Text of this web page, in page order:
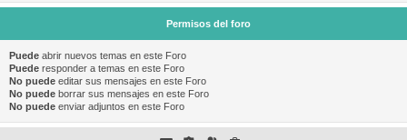
Permisos del foro
Puede abrir nuevos temas en este Foro
Puede responder a temas en este Foro
No puede editar sus mensajes en este Foro
No puede borrar sus mensajes en este Foro
No puede enviar adjuntos en este Foro